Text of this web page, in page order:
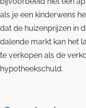
als je een kinderwens
dat de huizenprijzen in
dalende markt kan het
te verkopen als de
hypotheekschuld.